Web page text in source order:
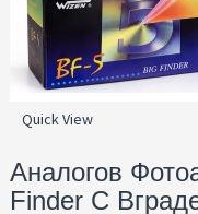
Quick View
Аналогов
Finder С